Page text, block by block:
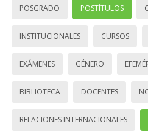
POSGRADO POSTÍTULOS
INSTITUCIONALES CURSOS
EXÁMENES GÉNERO
BIBLIOTECA DOCENTES
RELACIONES INTERNACIONALES